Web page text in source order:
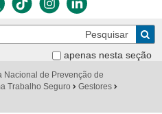
apenas nesta seção
Nacional de Prevenção de
Trabalho Seguro
Gestores